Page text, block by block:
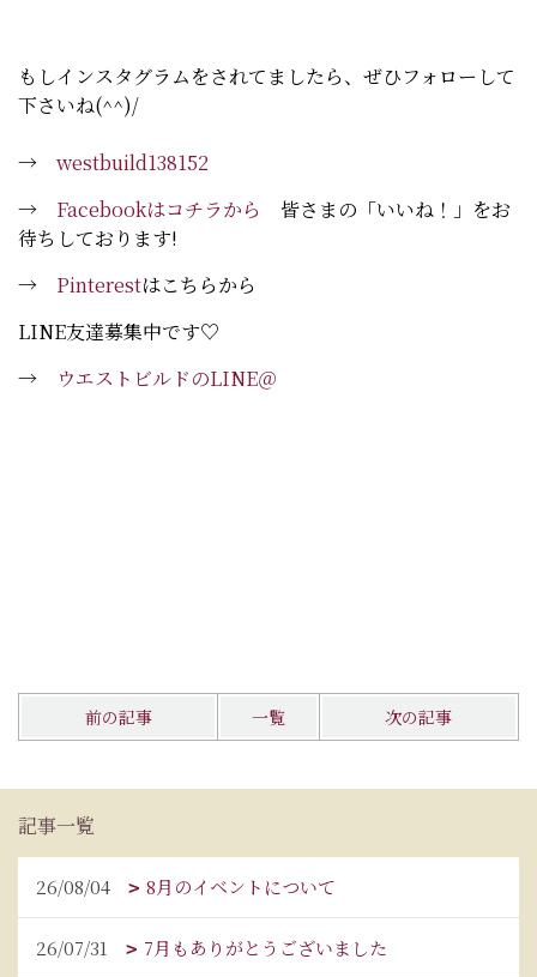
もしインスタグラムをされてましたら、ぜひフォローして
下さいね(^^)/
→ westbuild138152
→ Facebookはコチラから
皆さまの「いいね！」をお
待ちしております!
→ Pinterestはこちらから
LINE友達募集中です♡
→
ウエストビルドのLINE＠
前の記事 一覧 次の記事
記事一覧
26/08/04 8月のイベントについて
26/07/31 7月もありがとうございました